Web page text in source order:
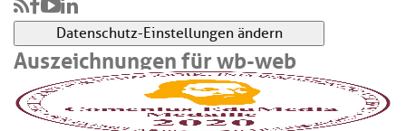
Datenschutz-Einstellungen ändern
Auszeichnungen für wb-web